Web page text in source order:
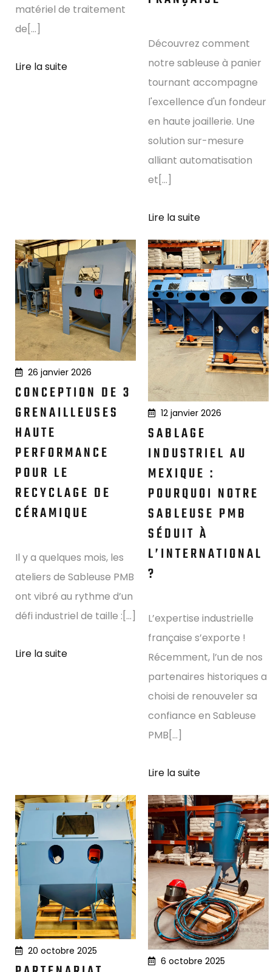
matériel de traitement
de[...]
Lire la suite
Découvrez comment
notre sableuse à panier
tournant accompagne
l'excellence d'un fondeur
en haute joaillerie. Une
solution sur-mesure
alliant automatisation
et[...]
Lire la suite
26 janvier 2026
CONCEPTION DE 3
GRENAILLEUSES
HAUTE
PERFORMANCE
POUR LE
RECYCLAGE DE
CÉRAMIQUE
Il y a quelques mois, les
ateliers de Sableuse PMB
ont vibré au rythme d’un
défi industriel de taille :[...]
Lire la suite
12 janvier 2026
SABLAGE
INDUSTRIEL AU
MEXIQUE :
POURQUOI NOTRE
SABLEUSE PMB
SÉDUIT À
L’INTERNATIONAL
?
L’expertise industrielle
française s’exporte !
Récemment, l’un de nos
partenaires historiques a
choisi de renouveler sa
confiance en Sableuse
PMB[...]
Lire la suite
20 octobre 2025
6 octobre 2025